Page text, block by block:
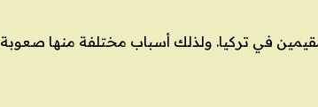
في تركيا. ولذلك أسباب مختلفة منها